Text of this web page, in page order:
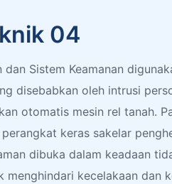
04
dan Sistem Keamanan
disebabkan oleh intrusi
otomatis mesin rel tanah.
keras sakelar
dibuka dalam keadaan
menghindari kecelakaan dan